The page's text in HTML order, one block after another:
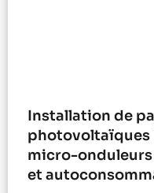
Installation de
photovoltaïques
micro-onduleurs
et